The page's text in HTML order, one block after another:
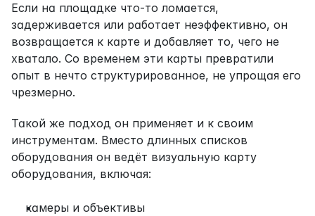
Если на площадке что-то ломается,
задерживается или работает неэффективно, он
возвращается к карте и добавляет то, чего не
хватало. Со временем эти карты превратили
опыт в нечто структурированное, не упрощая его
чрезмерно.
Такой же подход он применяет и к своим
инструментам. Вместо длинных списков
оборудования он ведёт визуальную карту
оборудования, включая:
камеры и объективы